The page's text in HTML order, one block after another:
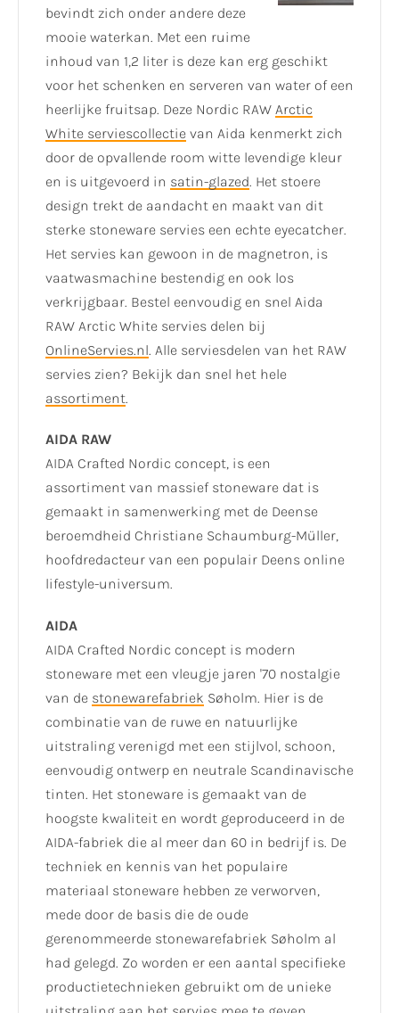
bevindt zich onder andere deze
mooie waterkan. Met een ruime
inhoud van 1,2 liter is deze kan erg geschikt
voor het schenken en serveren van water of een
heerlijke fruitsap. Deze Nordic RAW Arctic
White serviescollectie van Aida kenmerkt zich
door de opvallende room witte levendige kleur
en is uitgevoerd in satin-glazed. Het stoere
design trekt de aandacht en maakt van dit
sterke stoneware servies een echte eyecatcher.
Het servies kan gewoon in de magnetron, is
vaatwasmachine bestendig en ook los
verkrijgbaar. Bestel eenvoudig en snel Aida
RAW Arctic White servies delen bij
OnlineServies.nl. Alle serviesdelen van het RAW
servies zien? Bekijk dan snel het hele
assortiment.
AIDA RAW
AIDA Crafted Nordic concept, is een
assortiment van massief stoneware dat is
gemaakt in samenwerking met de Deense
beroemdheid Christiane Schaumburg-Müller,
hoofdredacteur van een populair Deens online
lifestyle-universum.
AIDA
AIDA Crafted Nordic concept is modern
stoneware met een vleugje jaren '70 nostalgie
van de stonewarefabriek Søholm. Hier is de
combinatie van de ruwe en natuurlijke
uitstraling verenigd met een stijlvol, schoon,
eenvoudig ontwerp en neutrale Scandinavische
tinten. Het stoneware is gemaakt van de
hoogste kwaliteit en wordt geproduceerd in de
AIDA-fabriek die al meer dan 60 in bedrijf is. De
techniek en kennis van het populaire
materiaal stoneware hebben ze verworven,
mede door de basis die de oude
gerenommeerde stonewarefabriek Søholm al
had gelegd. Zo worden er een aantal specifieke
productietechnieken gebruikt om de unieke